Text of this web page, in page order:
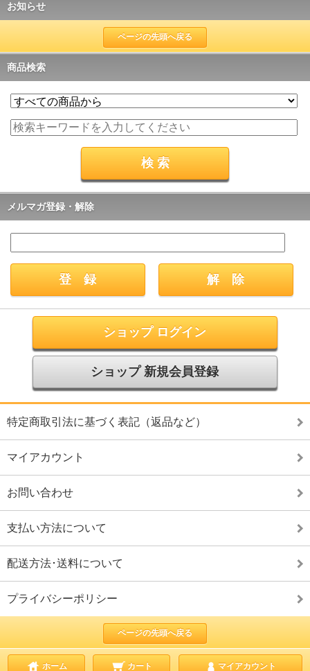
お知らせ
ページの先頭へ戻る
商品検索
メルマガ登録・解除
ショップ ログイン
ショップ 新規会員登録
特定商取引法に基づく表記（返品など）
マイアカウント
お問い合わせ
支払い方法について
配送方法･送料について
プライバシーポリシー
ページの先頭へ戻る
ホーム カート マイアカウント